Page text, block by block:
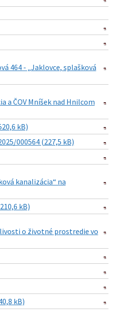
464 - „Jaklovce, splašková
a ČOV Mníšek nad Hnilcom
kB)
000564 (227,5 kB)
kanalizácia“ na
kB)
o životné prostredie vo
kB)